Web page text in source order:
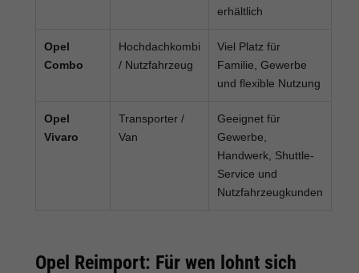
erhältlich
Opel
Combo
Hochdachkombi
/ Nutzfahrzeug
Viel Platz für
Familie, Gewerbe
und flexible Nutzung
Opel
Vivaro
Transporter /
Van
Geeignet für
Gewerbe,
Handwerk, Shuttle-
Service und
Nutzfahrzeugkunden
Opel Reimport: Für wen lohnt sich